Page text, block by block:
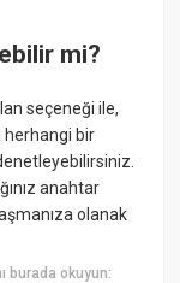
mi?
seçeneği ile,
herhangi bir
anahtar
olanak
burada okuyun: